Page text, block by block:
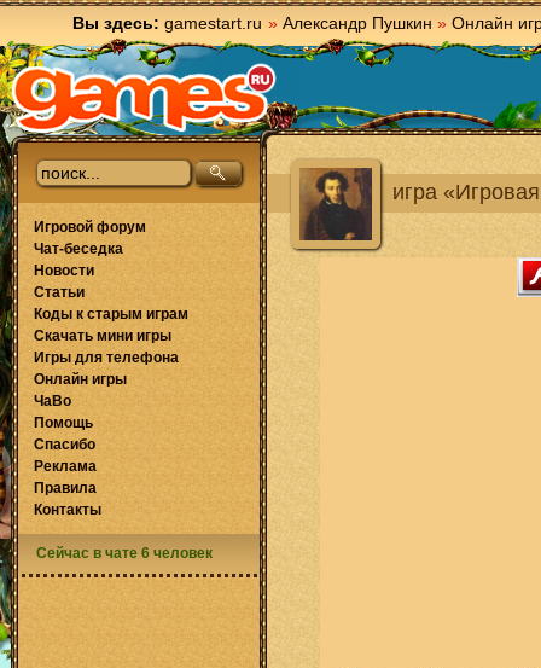
Вы здесь: gamestart.ru » Александр Пушкин » Онлайн
игра
Игровой форум
Чат-беседка
Новости
Статьи
Коды к старым играм
Скачать мини игры
Игры для телефона
Онлайн игры
ЧаВо
Помощь
Спасибо
Реклама
Правила
Контакты
Сейчас в чате 6 человек